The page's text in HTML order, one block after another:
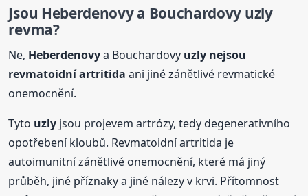
Jsou Heberdenovya Bouchardovy uzly
revma?
Ne, Heberdenovya Bouchardovy uzly nejsou
revmatoidní artritida ani jiné zánětlivé revmatické
onemocnění.
Tyto uzly jsou projevem artrózy, tedy degenerativního
opotřebení kloubů. Revmatoidní artritida je
autoimunitní zánětlivé onemocnění, které má jiný
průběh, jiné příznaky a jiné nálezy v krvi. Přítomnost